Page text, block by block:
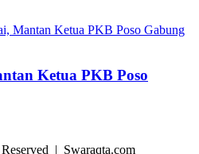
Ketua PKB Poso
| Swaraqta.com